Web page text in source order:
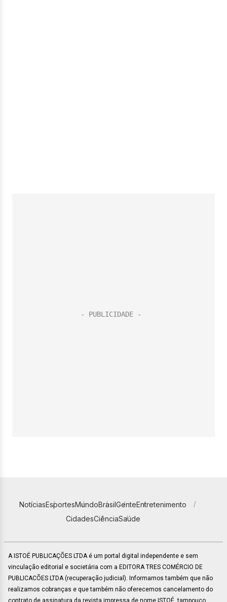
NotíciasEsportesMundoBrasilGenteEntretenimento
CidadesCiênciaSaúde
A ISTOÉ PUBLICAÇÕES LTDA é um portal digital independente e sem
vinculação editorial e societária com a EDITORA TRES COMÉRCIO DE
PUBLICACÕES LTDA (recuperação judicial). Informamos também que não
realizamos cobranças e que também não oferecemos cancelamento do
contrato de assinatura da revista impressa de nome ISTOÉ, tampouco